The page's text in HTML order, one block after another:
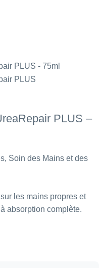
PLUS –
, Soin des Mains et des
les mains propres et
absorption complète.